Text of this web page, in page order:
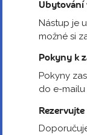
Ubytování
Nástup je
možné si
Pokyny k
Pokyny
do e-mailu
Rezervujte